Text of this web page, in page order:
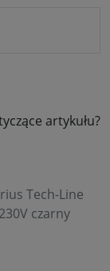
artykułu?
Tech-Line
czarny